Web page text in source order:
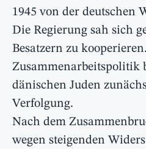
1945 von der deutschen
Die Regierung sah sich
Besatzern zu
Zusammenarbeitspolitik
dänischen Juden
Verfolgung.
Nach dem
wegen steigenden